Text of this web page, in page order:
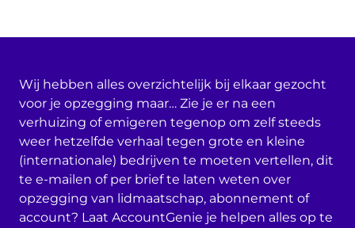
Wij hebben alles overzichtelijk bij elkaar gezocht
voor je opzegging maar… Zie je er na een
verhuizing of emigeren tegenop om zelf steeds
weer hetzelfde verhaal tegen grote en kleine
(internationale) bedrijven te moeten vertellen, dit
te e-mailen of per brief te laten weten over
opzegging van lidmaatschap, abonnement of
account? Laat AccountGenie je helpen alles op te